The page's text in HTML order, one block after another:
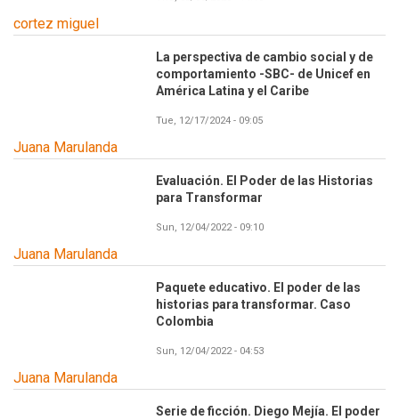
cortez miguel
La perspectiva de cambio social y de
comportamiento -SBC- de Unicef en
América Latina y el Caribe
Tue, 12/17/2024 - 09:05
Juana Marulanda
Evaluación. El Poder de las Historias
para Transformar
Sun, 12/04/2022 - 09:10
Juana Marulanda
Paquete educativo. El poder de las
historias para transformar. Caso
Colombia
Sun, 12/04/2022 - 04:53
Juana Marulanda
Serie de ficción. Diego Mejía. El poder